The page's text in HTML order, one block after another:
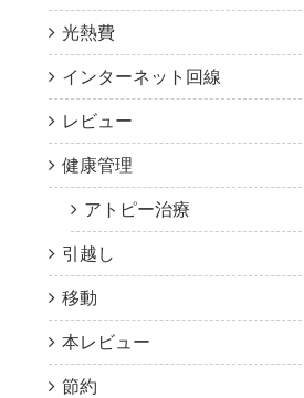
光熱費
インターネット回線
レビュー
健康管理
アトピー治療
引越し
移動
本レビュー
節約